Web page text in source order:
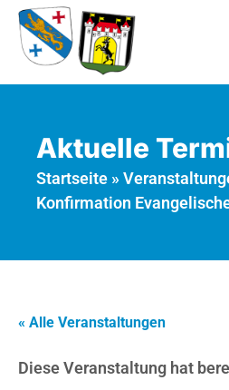
Aktuelle
Startseite »
Konfirmation
« Alle Veranstaltungen
Diese Veranstaltung hat